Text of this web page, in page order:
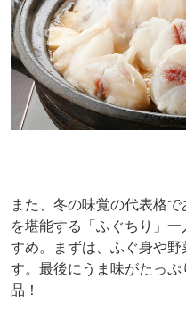
また、冬の味覚の代表格
を堪能する「ふぐちり」
すめ。まずは、ふぐ身や
す。最後にうま味がたっ
品！